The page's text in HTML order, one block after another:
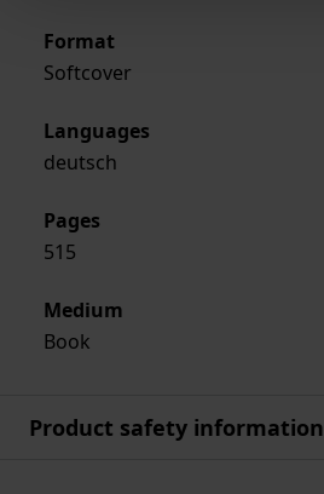
Format
Softcover
Languages
deutsch
Pages
515
Medium
Book
Product safety information